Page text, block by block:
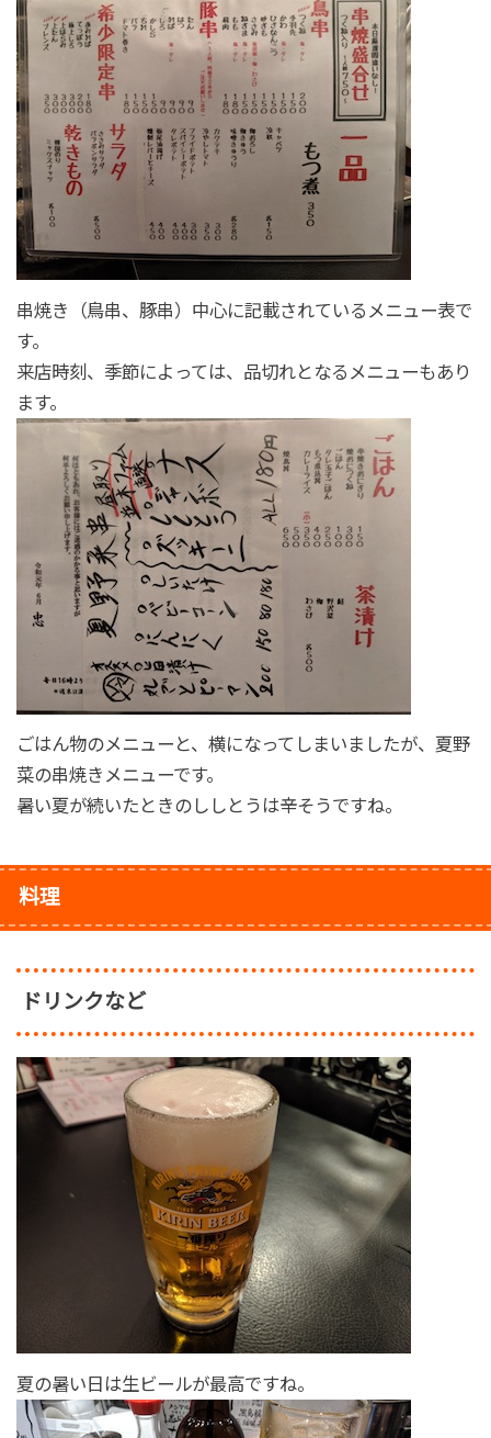
串焼き（鳥串、豚串）中心に記載されているメニュー表で
す。
来店時刻、季節によっては、品切れとなるメニューもあり
ます。
ごはん物のメニューと、横になってしまいましたが、夏野
菜の串焼きメニューです。
暑い夏が続いたときのししとうは辛そうですね。
料理
ドリンクなど
夏の暑い日は生ビールが最高ですね。